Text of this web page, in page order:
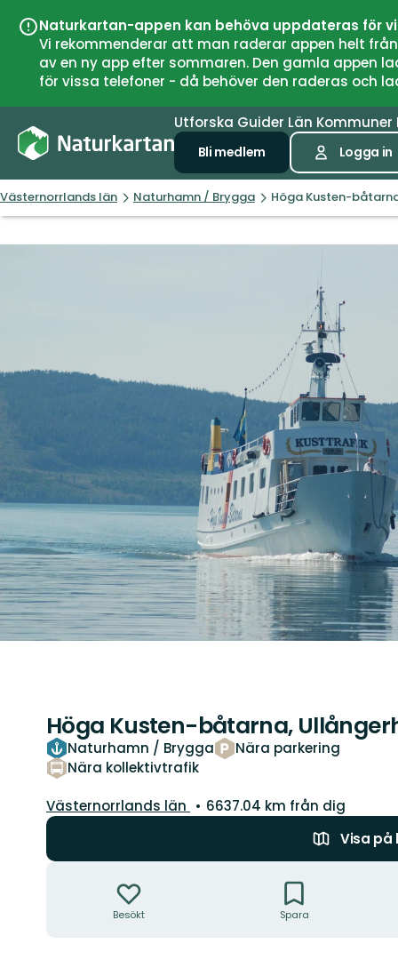
Naturkartan-appen kan behöva uppdateras för
Vi rekommenderar att man raderar appen helt
av en ny app efter sommaren. Den gamla
för vissa telefoner - då behöver den raderas och
Utforska Guider Län Kommuner
Bli medlem Logga in
Västernorrlands län Naturhamn / Brygga Höga Kusten-
Höga Kusten-båtarna,
Naturhamn / Brygga
Nära parkering
Nära kollektivtrafik
Län:
Västernorrlands län
6637.04 km från dig
Visa på
Besökt Spara